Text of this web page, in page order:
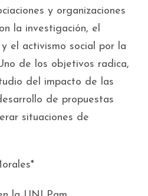
y organizaciones
la investigación, el
el activismo social por la
de los objetivos radica,
del impacto de las
de propuestas
situaciones de